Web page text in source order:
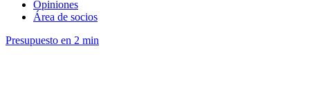
Opiniones
Área de socios
Presupuesto en 2 min